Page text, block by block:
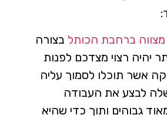
ברחבת הכותל בצורה
יהיה רצוי מצדכם לפנות
אשר תוכלו לסמוך עליה
שלה לבצע את העבודה
גבוהים ותוך כדי שהיא